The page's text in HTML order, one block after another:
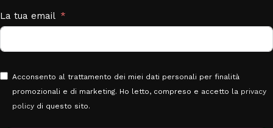
La tua email
Acconsento al trattamento dei miei dati personali per finalità
promozionali e di marketing. Ho letto, compreso e accetto la privacy
policy di questo sito.